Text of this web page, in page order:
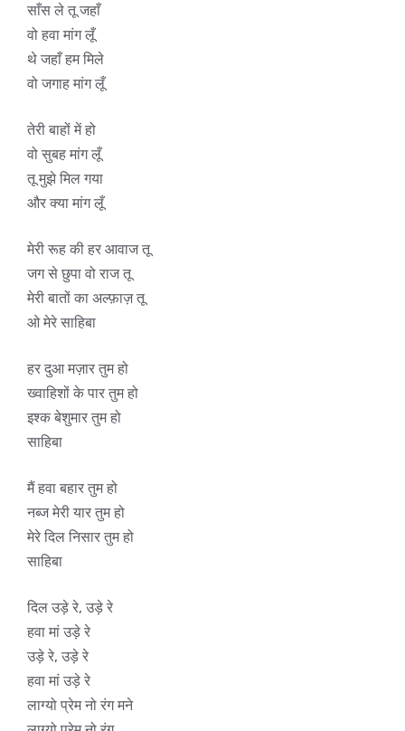
साँस ले तू जहाँ
वो हवा मांग लूँ
थे जहाँ हम मिले
वो जगाह मांग लूँ
तेरी बाहों में हो
वो सुबह मांग लूँ
तू मुझे मिल गया
और क्या मांग लूँ
मेरी रूह की हर आवाज तू
जग से छुपा वो राज तू
मेरी बातों का अल्फ़ाज़ तू
ओ मेरे साहिबा
हर दुआ मज़ार तुम हो
ख्वाहिशों के पार तुम हो
इश्क बेशुमार तुम हो
साहिबा
मैं हवा बहार तुम हो
नब्ज मेरी यार तुम हो
मेरे दिल निसार तुम हो
साहिबा
दिल उड़े रे, उड़े रे
हवा मां उड़े रे
उड़े रे, उड़े रे
हवा मां उड़े रे
लाग्यो प्रेम नो रंग मने